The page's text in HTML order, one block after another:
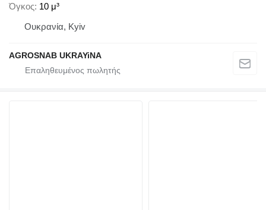
Όγκος 10 μ³
Ουκρανία, Kyiv
AGROSNAB UKRAYiNA